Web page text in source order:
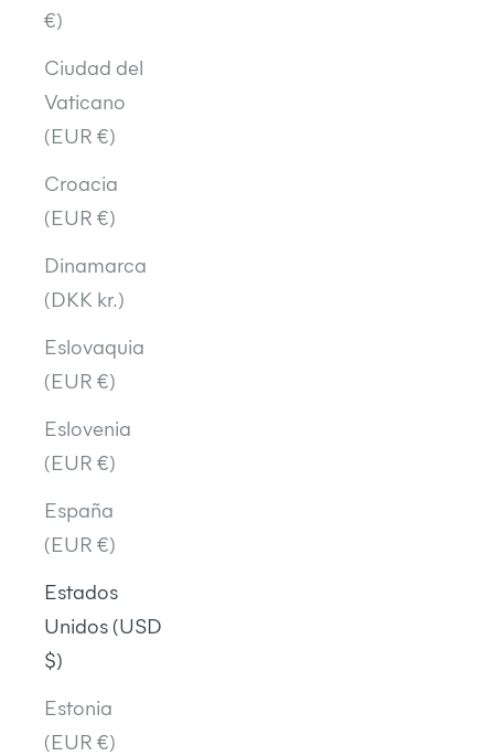
€)
Ciudad del
Vaticano
(EUR €)
Croacia
(EUR €)
Dinamarca
(DKK kr.)
Eslovaquia
(EUR €)
Eslovenia
(EUR €)
España
(EUR €)
Estados
Unidos (USD
$)
Estonia
(EUR €)